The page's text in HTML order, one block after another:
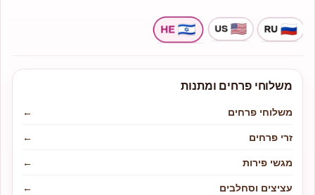
משלוחי פרחים ומתנות
משלוחי פרחים
←
זרי פרחים
←
מגשי פירות
←
עציצים וסחלבים
←